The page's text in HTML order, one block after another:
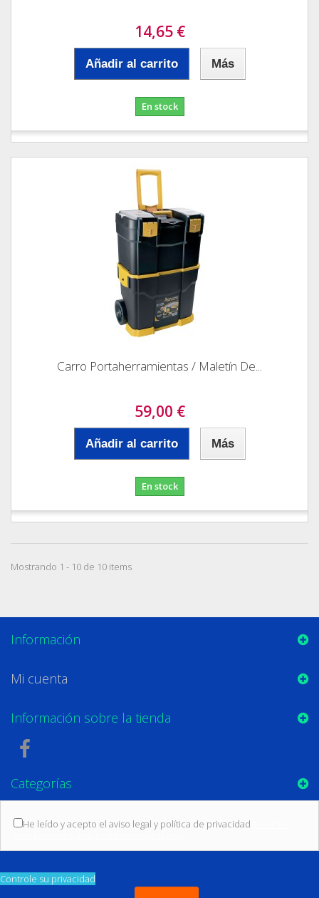
14,65 €
Añadir al carrito Más
En stock
Carro Portaherramientas / Maletín De...
59,00 €
Añadir al carrito Más
En stock
Mostrando 1 - 10 de 10 items
Información
Mi cuenta
Información sobre la tienda
Categorías
He leído y acepto el aviso legal y política de privacidad
Controle su privacidad